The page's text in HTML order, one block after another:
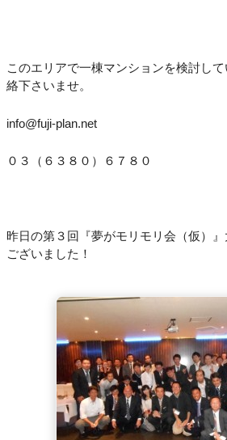
このエリアで一棟マンションを検討し
絡下さいませ。
info@fuji-plan.net
０３（６３８０）６７８０
昨日の第３回『夢がモリモリ会（仮）
ございました！